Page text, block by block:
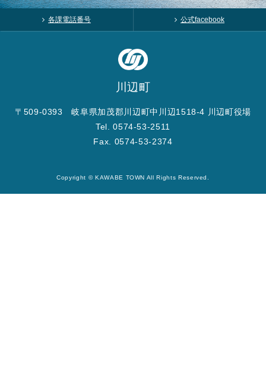
各課電話番号 公式facebook
川辺町
〒509-0393 岐阜県加茂郡川辺町中川辺1518-4 川辺町役場
Tel. 0574-53-2511
Fax. 0574-53-2374
Copyright © KAWABE TOWN All Rights Reserved.